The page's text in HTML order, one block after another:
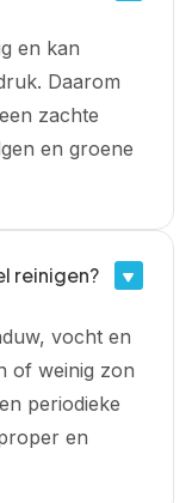
en kan
Daarom
zachte
en groene
reinigen?
vocht en
of weinig zon
periodieke
en